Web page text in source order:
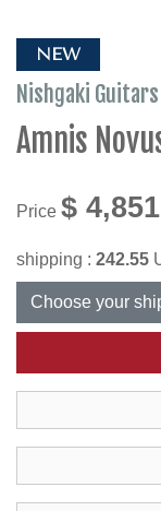
NEW
Nishgaki
Amnis
Price $
shipping : 242.55
Choose your